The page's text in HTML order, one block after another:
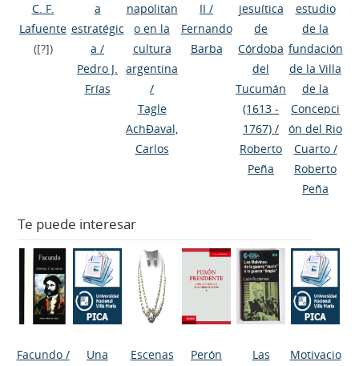
C. F.
Lafuente
([?])
a
estratégic
a /
Pedro J.
Frías
napolitan
o en la
cultura
argentina
/
Tagle
AchÐaval,
Carlos
II /
Fernando
Barba
jesuítica
de
Córdoba
del
Tucumán
(1613 -
1767) /
Roberto
Peña
estudio
de la
fundación
de la Villa
de la
Concepci
ón del Rio
Cuarto/
Roberto
Peña
Te puede interesar
Facundo/
Una
Escenas
Perón
Las
Motivacio